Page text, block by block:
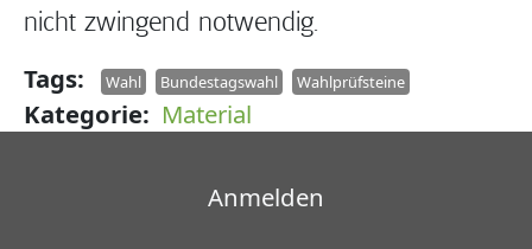
nicht zwingend notwendig.
Tags
Wahl Bundestagswahl Wahlprüfsteine
Kategorie Material
Benutzermenü
Anmelden